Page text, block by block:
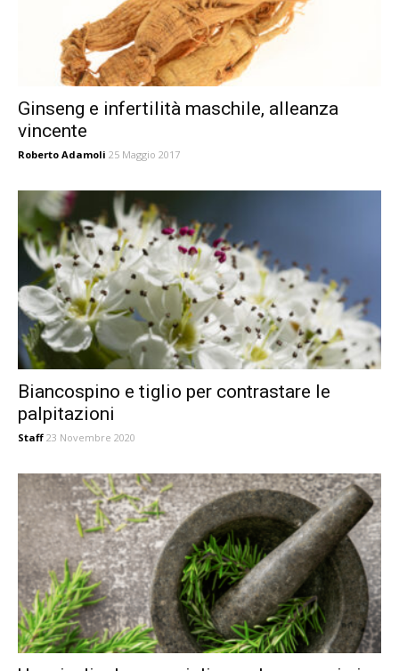
Ginseng e infertilità maschile, alleanza
vincente
Roberto Adamoli 25 Maggio 2017
Biancospino e tiglio per contrastare le
palpitazioni
Staff 23 Novembre 2020